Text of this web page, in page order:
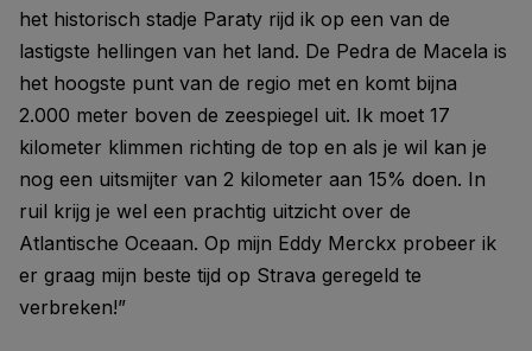
het historisch stadje Paraty rijd ik op een van de
lastigste hellingen van het land. De Pedra de Macela is
het hoogste punt van de regio met en komt bijna
2.000 meter boven de zeespiegel uit. Ik moet 17
kilometer klimmen richting de top en als je wil kan je
nog een uitsmijter van 2 kilometer aan 15% doen. In
ruil krijg je wel een prachtig uitzicht over de
Atlantische Oceaan. Op mijn Eddy Merckx probeer ik
er graag mijn beste tijd op Strava geregeld te
verbreken!”